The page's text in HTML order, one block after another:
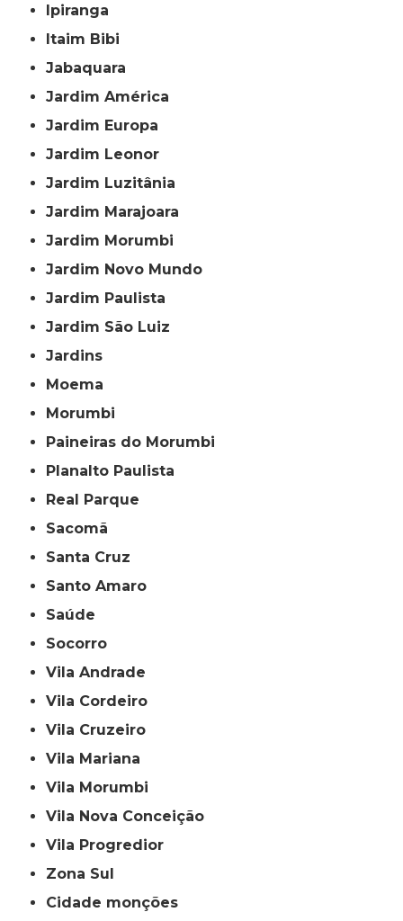
Ipiranga
Itaim Bibi
Jabaquara
Jardim América
Jardim Europa
Jardim Leonor
Jardim Luzitânia
Jardim Marajoara
Jardim Morumbi
Jardim Novo Mundo
Jardim Paulista
Jardim São Luiz
Jardins
Moema
Morumbi
Paineiras do Morumbi
Planalto Paulista
Real Parque
Sacomã
Santa Cruz
Santo Amaro
Saúde
Socorro
Vila Andrade
Vila Cordeiro
Vila Cruzeiro
Vila Mariana
Vila Morumbi
Vila Nova Conceição
Vila Progredior
Zona Sul
cidade monções